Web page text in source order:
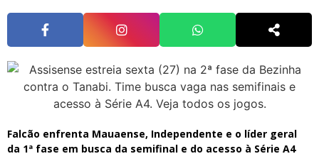
Falcão enfrenta Mauaense, Independente e o líder geral
da 1ª fase em busca da semifinal e do acesso à Série A4